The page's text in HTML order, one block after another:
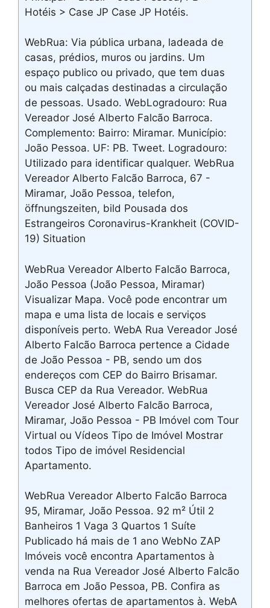
Hotéis > Case JP Case JP Hotéis.
WebRua: Via pública urbana, ladeada de
casas, prédios, muros ou jardins. Um
espaço publico ou privado, que tem duas
ou mais calçadas destinadas a circulação
de pessoas. Usado. WebLogradouro: Rua
Vereador José Alberto Falcão Barroca.
Complemento: Bairro: Miramar. Município:
João Pessoa. UF: PB. Tweet. Logradouro:
Utilizado para identificar qualquer. WebRua
Vereador Alberto Falcão Barroca, 67 -
Miramar, João Pessoa, telefon,
öffnungszeiten, bild Pousada dos
Estrangeiros Coronavirus-Krankheit (COVID-
19) Situation
WebRua Vereador Alberto Falcão Barroca,
João Pessoa (João Pessoa, Miramar)
Visualizar Mapa. Você pode encontrar um
mapa e uma lista de locais e serviços
disponíveis perto. WebA Rua Vereador José
Alberto Falcão Barroca pertence a Cidade
de João Pessoa - PB, sendo um dos
endereços com CEP do Bairro Brisamar.
Busca CEP da Rua Vereador. WebRua
Vereador José Alberto Falcão Barroca,
Miramar, João Pessoa - PB Imóvel com Tour
Virtual ou Vídeos Tipo de Imóvel Mostrar
todos Tipo de imóvel Residencial
Apartamento.
WebRua Vereador Alberto Falcão Barroca
95, Miramar, João Pessoa. 92 m² Útil 2
Banheiros 1 Vaga 3 Quartos 1 Suíte
Publicado há mais de 1 ano WebNo ZAP
Imóveis você encontra Apartamentos à
venda na Rua Vereador José Alberto Falcão
Barroca em João Pessoa, PB. Confira as
melhores ofertas de apartamentos à. WebA